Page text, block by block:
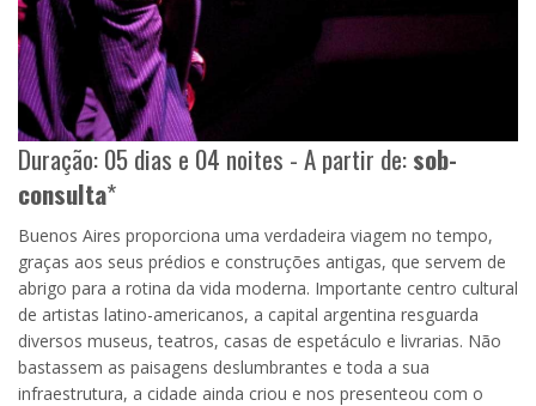
Duração: 05 dias e 04 noites - A partir de:sob-
consulta*
Buenos Aires proporciona uma verdadeira viagem no tempo,
graças aos seus prédios e construções antigas, que servem de
abrigo para a rotina da vida moderna. Importante centro cultural
de artistas latino-americanos, a capital argentina resguarda
diversos museus, teatros, casas de espetáculo e livrarias. Não
bastassem as paisagens deslumbrantes e toda a sua
infraestrutura, a cidade ainda criou e nos presenteou com o